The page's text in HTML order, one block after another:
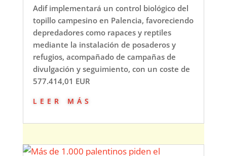
Adif implementará un control biológico del
topillo campesino en Palencia, favoreciendo
depredadores como rapaces y reptiles
mediante la instalación de posaderos y
refugios, acompañado de campañas de
divulgación y seguimiento, con un coste de
577.414,01 EUR
leer más